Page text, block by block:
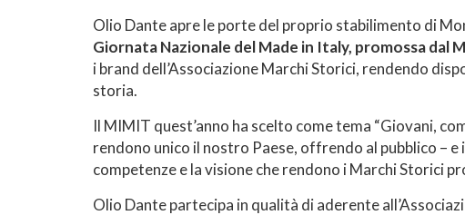
Olio Dante apre le porte del proprio stabilimento di
Giornata Nazionale del Made in Italy, promossa dal
i brand dell’Associazione Marchi Storici, rendendo
storia.
Il MIMIT quest’anno ha scelto come tema “Giovani,
rendono unico il nostro Paese, offrendo al pubblico –
competenze e la visione che rendono i Marchi Storici
Olio Dante partecipa in qualità di aderente